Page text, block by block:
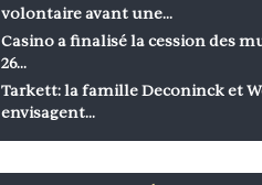
volontaire avant une…
Casino a finalisé la cession des
26…
Tarkett: la famille Deconinck et
envisagent…